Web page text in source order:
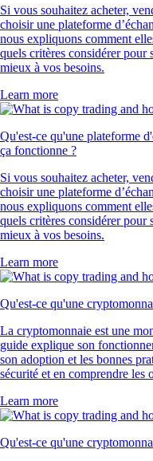
Si vous souhaitez acheter,
choisir une plateforme
nous expliquons comment
quels critères considérer
mieux à vos besoins.
Learn more
Qu'est-ce qu'une plateforme
ça fonctionne ?
Si vous souhaitez acheter,
choisir une plateforme
nous expliquons comment
quels critères considérer
mieux à vos besoins.
Learn more
Qu'est-ce qu'une
La cryptomonnaie est une
guide explique son
son adoption et les bonnes
sécurité et en comprendre les
Learn more
Qu'est-ce qu'une